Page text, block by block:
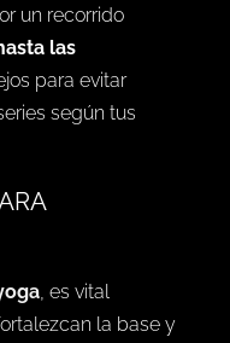
un recorrido
las
para evitar
según tus
, es vital
la base y